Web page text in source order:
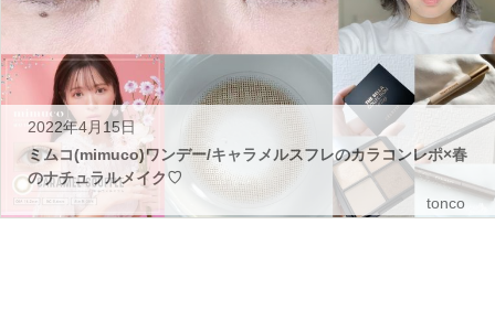
2022年4月15日
ミムコ(mimuco)ワンデー/キャラメルスフレのカラコンレポ×春
のナチュラルメイク♡
tonco